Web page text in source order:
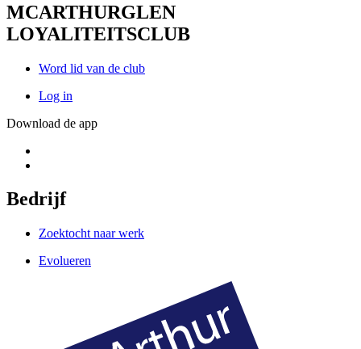
MCARTHURGLEN
LOYALITEITSCLUB
Word lid van de club
Log in
Download de app
Bedrijf
Zoektocht naar werk
Evolueren